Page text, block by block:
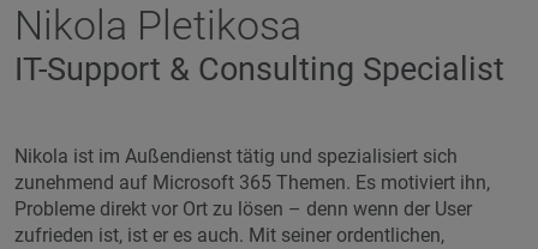
Nikola Pletikosa
IT-Support & Consulting Specialist
Nikola ist im Außendienst tätig und spezialisiert sich
zunehmend auf Microsoft 365 Themen. Es motiviert ihn,
Probleme direkt vor Ort zu lösen – denn wenn der User
zufrieden ist, ist er es auch. Mit seiner ordentlichen,